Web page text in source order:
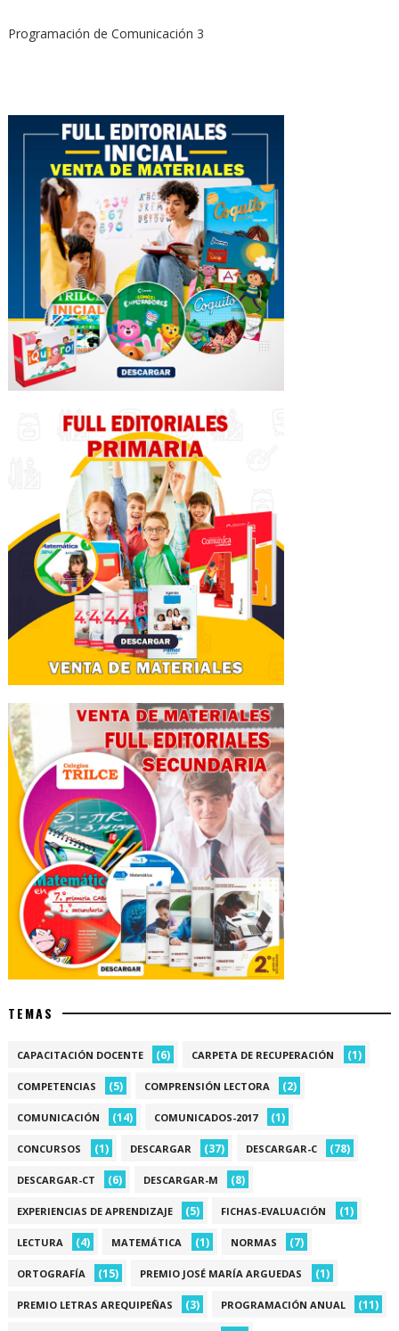
Programación de Comunicación 3
TEMAS
CAPACITACIÓN DOCENTE (6) CARPETA DE RECUPERACIÓN (1)
COMPETENCIAS (5) COMPRENSIÓN LECTORA (2)
COMUNICACIÓN (14) COMUNICADOS-2017 (1)
CONCURSOS (1) DESCARGAR (37) DESCARGAR-C (78)
DESCARGAR-CT (6) DESCARGAR-M (8)
EXPERIENCIAS DE APRENDIZAJE (5) FICHAS-EVALUACIÓN (1)
LECTURA (4) MATEMÁTICA (1) NORMAS (7)
ORTOGRAFÍA (15) PREMIO JOSÉ MARÍA ARGUEDAS (1)
PREMIO LETRAS AREQUIPEÑAS (3) PROGRAMACIÓN ANUAL (11)